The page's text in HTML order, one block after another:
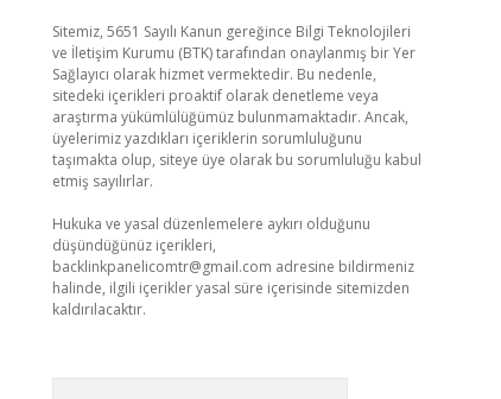
Sitemiz, 5651 Sayılı Kanun gereğince Bilgi Teknolojileri
ve İletişim Kurumu (BTK) tarafından onaylanmış bir Yer
Sağlayıcı olarak hizmet vermektedir. Bu nedenle,
sitedeki içerikleri proaktif olarak denetleme veya
araştırma yükümlülüğümüz bulunmamaktadır. Ancak,
üyelerimiz yazdıkları içeriklerin sorumluluğunu
taşımakta olup, siteye üye olarak bu sorumluluğu kabul
etmiş sayılırlar.
Hukuka ve yasal düzenlemelere aykırı olduğunu
düşündüğünüz içerikleri,
backlinkpanelicomtr@gmail.com adresine bildirmeniz
halinde, ilgili içerikler yasal süre içerisinde sitemizden
kaldırılacaktır.